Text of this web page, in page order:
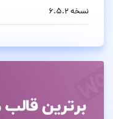
نسخه 6.5.2